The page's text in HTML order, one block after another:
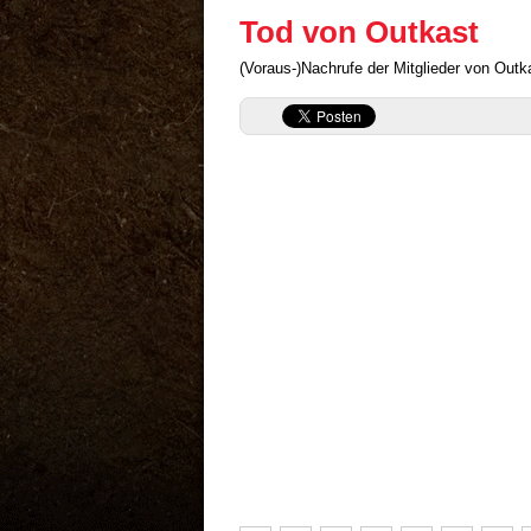
Tod von Outkast
(Voraus-)Nachrufe der Mitglieder von